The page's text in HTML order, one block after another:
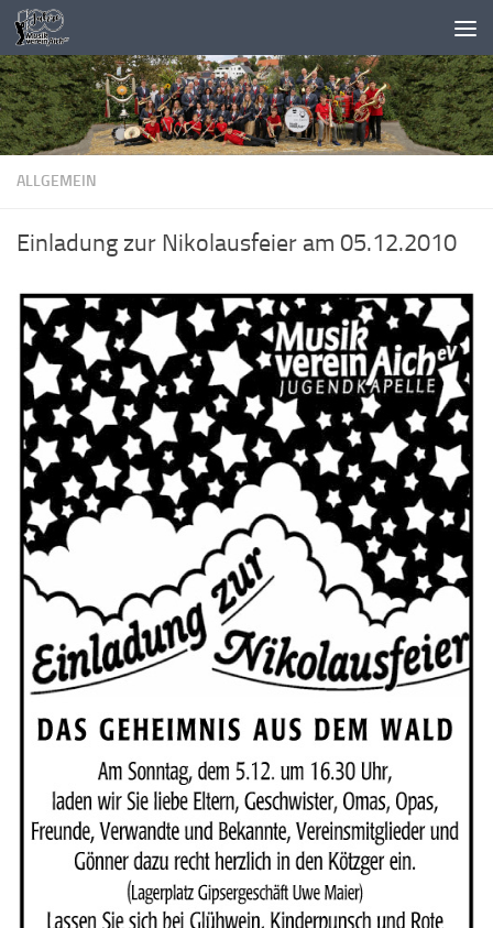
Zum Inhalt springen
ALLGEMEIN
Einladung zur Nikolausfeier am 05.12.2010